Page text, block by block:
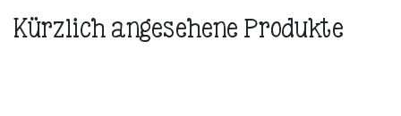
Kürzlich angesehene Produkte